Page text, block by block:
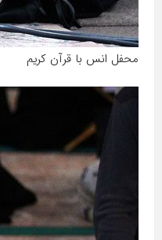
محفل انس با قرآن کریم